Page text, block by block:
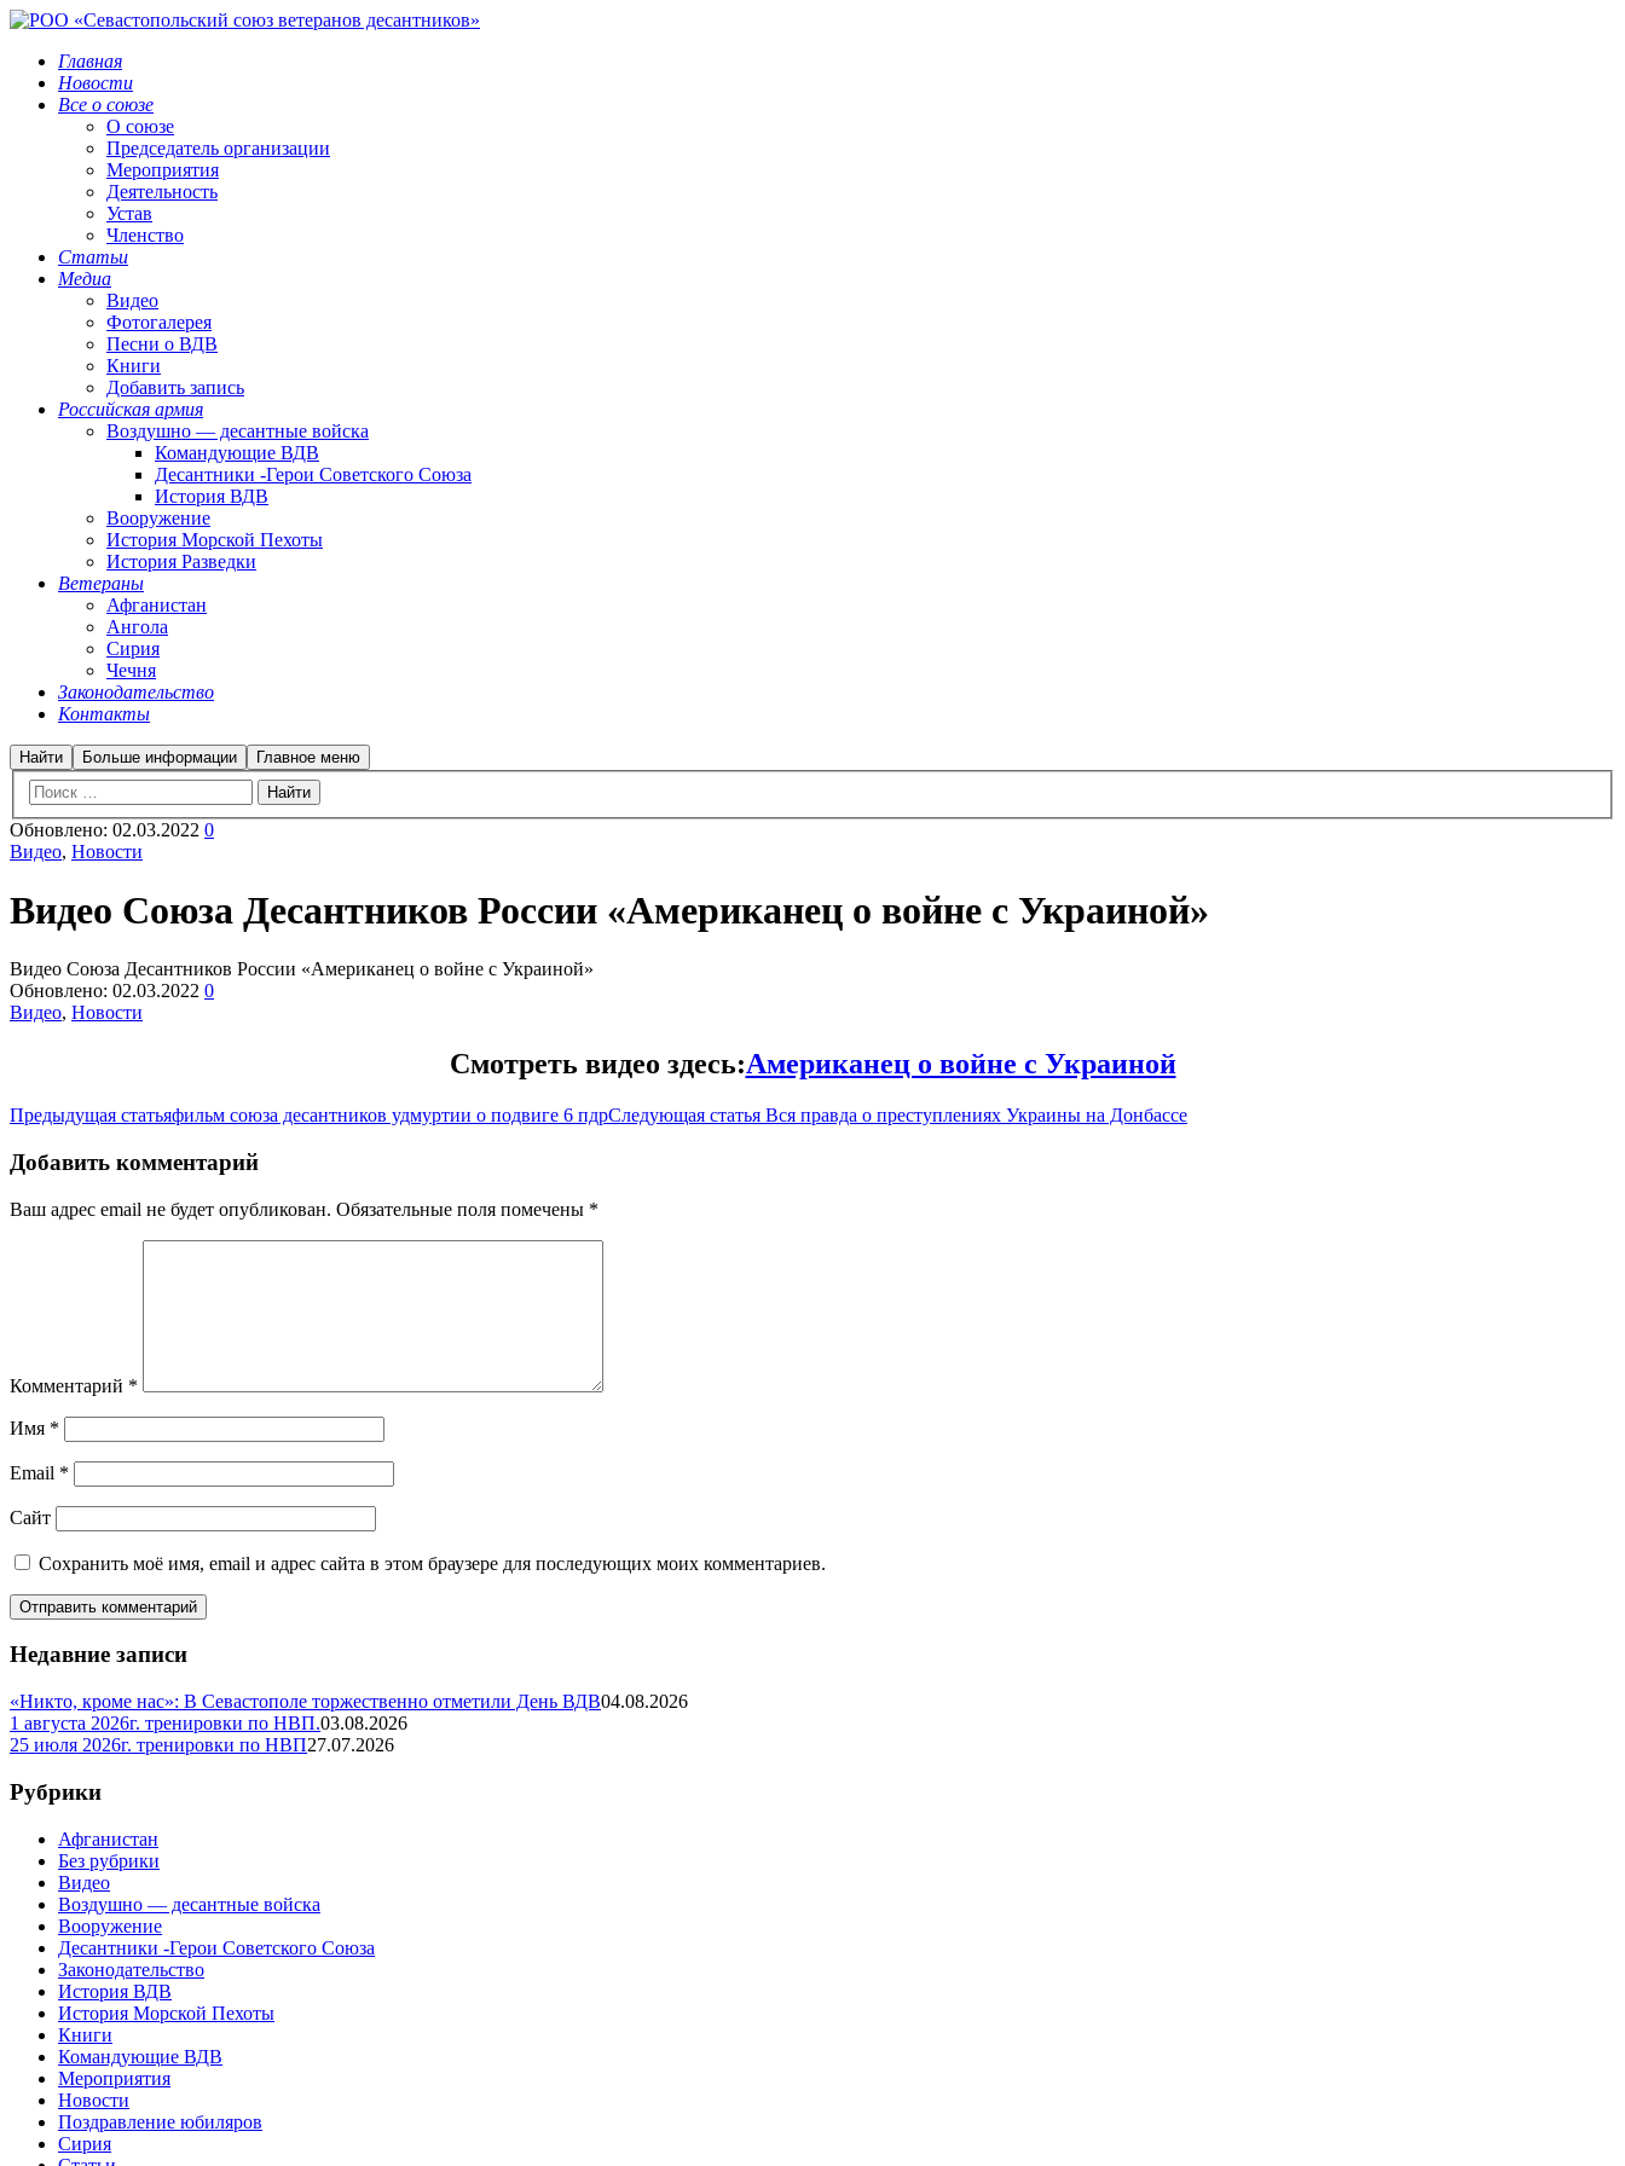
Главная
Новости
Все о союзе
О союзе
Председатель организации
Мероприятия
Деятельность
Устав
Членство
Статьи
Медиа
Видео
Фотогалерея
Песни о ВДВ
Книги
Добавить запись
Российская армия
Воздушно — десантные войска
Командующие ВДВ
Десантники -Герои Советского Союза
История ВДВ
Вооружение
История Морской Пехоты
История Разведки
Ветераны
Афганистан
Ангола
Сирия
Чечня
Законодательство
Контакты
Найти Больше информации Главное меню
Обновлено: 02.03.2022 0
Видео, Новости
Видео Союза Десантников России «Американец о войне с Украиной»
Видео Союза Десантников России «Американец о войне с Украиной»
Обновлено: 02.03.2022 0
Видео, Новости
Смотреть видео здесь:Американец о войне с Украиной
Предыдущая статьяфильм союза десантников удмуртии о подвиге 6 пдрСледующая статья Вся правда о преступлениях Украины на Донбассе
Добавить комментарий
Ваш адрес email не будет опубликован. Обязательные поля помечены *
Комментарий *
Имя *
Email *
Сайт
Сохранить моё имя, email и адрес сайта в этом браузере для последующих моих комментариев.
Недавние записи
«Никто, кроме нас»: В Севастополе торжественно отметили День ВДВ04.08.2026
1 августа 2026г. тренировки по НВП.03.08.2026
25 июля 2026г. тренировки по НВП27.07.2026
Рубрики
Афганистан
Без рубрики
Видео
Воздушно — десантные войска
Вооружение
Десантники -Герои Советского Союза
Законодательство
История ВДВ
История Морской Пехоты
Книги
Командующие ВДВ
Мероприятия
Новости
Поздравление юбиляров
Сирия